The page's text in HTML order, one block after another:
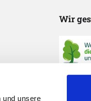
und unsere
Wir